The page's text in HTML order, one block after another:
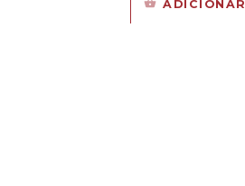
ADICIONAR